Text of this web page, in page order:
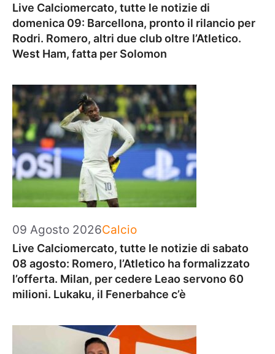
Live Calciomercato, tutte le notizie di
domenica 09: Barcellona, pronto il rilancio per
Rodri. Romero, altri due club oltre l’Atletico.
West Ham, fatta per Solomon
09 Agosto 2026Categorie
Calcio
Live Calciomercato, tutte le notizie di sabato
08 agosto: Romero, l’Atletico ha formalizzato
l’offerta. Milan, per cedere Leao servono 60
milioni. Lukaku, il Fenerbahce c’è